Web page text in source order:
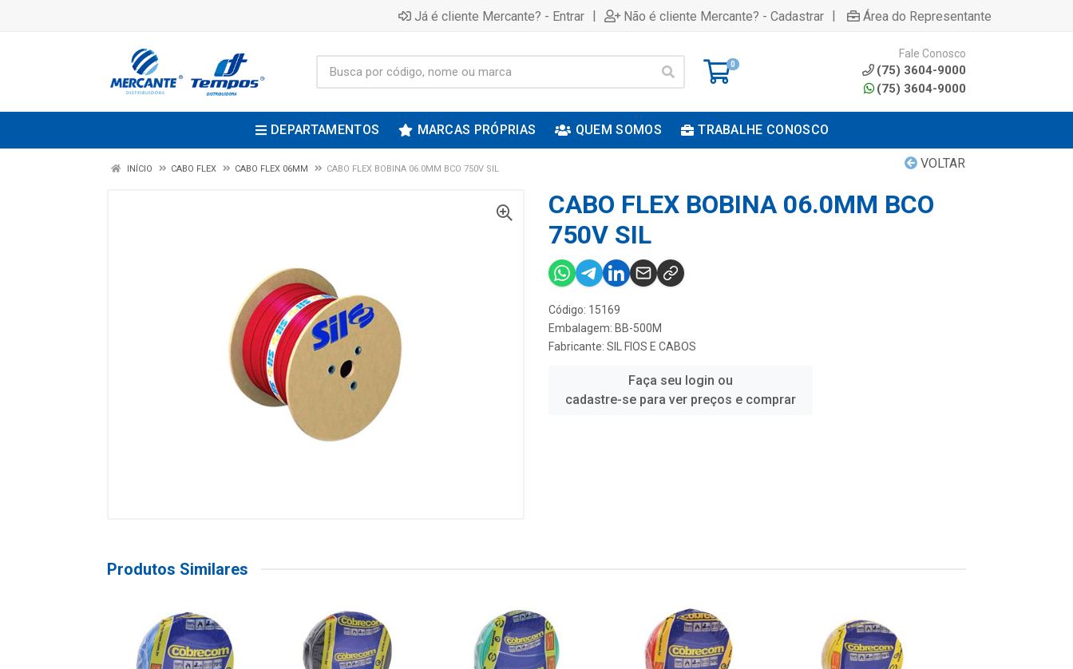
Já é cliente Mercante? - Entrar | Não é cliente Mercante? - Cadastrar | Área do Representante
0
Fale Conosco
(75) 3604-9000
(75) 3604-9000
DEPARTAMENTOS MARCAS PRÓPRIAS QUEM SOMOS TRABALHE CONOSCO
VOLTAR
INÍCIO CABO FLEX CABO FLEX 06MM CABO FLEX BOBINA 06.0MM BCO 750V SIL
CABO FLEX BOBINA 06.0MM BCO
750V SIL
Código: 15169
Embalagem: BB-500M
Fabricante: SIL FIOS E CABOS
Faça seu login ou
cadastre-se para ver preços e comprar
Produtos Similares